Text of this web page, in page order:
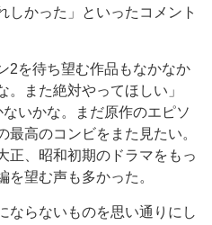
しかった」といったコメント
を待ち望む作品もなかなか
また絶対やってほしい」
いかな。まだ原作のエピソ
高のコンビをまた見たい。
正、昭和初期のドラマをもっ
を望む声も多かった。
らないものを思い通りにし